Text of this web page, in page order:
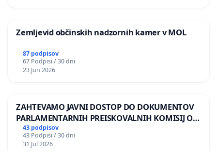
Zemljevid občinskih nadzornih kamer v MOL
87 podpisov
67 Podpisi / 30 dni
23 Jun 2026
ZAHTEVAMO JAVNI DOSTOP DO DOKUMENTOV
PARLAMENTARNIH PREISKOVALNIH KOMISIJ O
ILEGALNI TRGOVINI Z OROŽJEM
43 podpisov
43 Podpisi / 30 dni
31 Jul 2026